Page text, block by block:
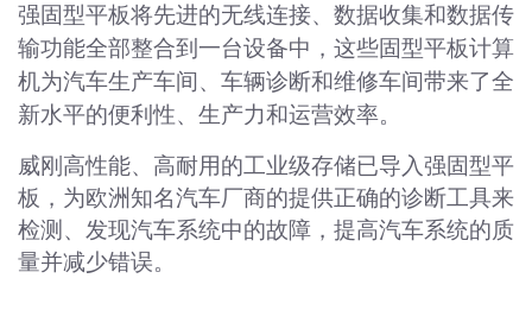
强固型平板将先进的无线连接、数据收集和数据传
输功能全部整合到一台设备中，这些固型平板计算
机为汽车生产车间、车辆诊断和维修车间带来了全
新水平的便利性、生产力和运营效率。
威刚高性能、高耐用的工业级存储已导入强固型平
板，为欧洲知名汽车厂商的提供正确的诊断工具来
检测、发现汽车系统中的故障，提高汽车系统的质
量并减少错误。